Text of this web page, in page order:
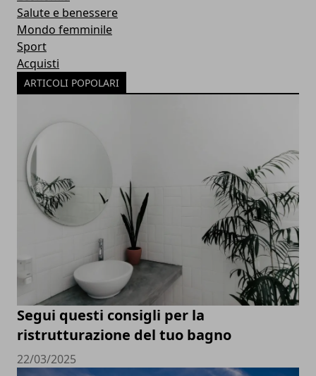
Salute e benessere
Mondo femminile
Sport
Acquisti
ARTICOLI POPOLARI
Segui questi consigli per la
ristrutturazione del tuo bagno
22/03/2025